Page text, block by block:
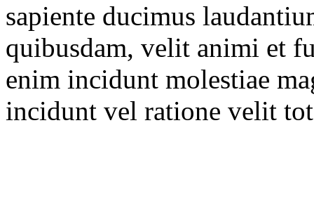
sapiente ducimus
quibusdam, velit animi et
enim incidunt molestiae
incidunt vel ratione velit